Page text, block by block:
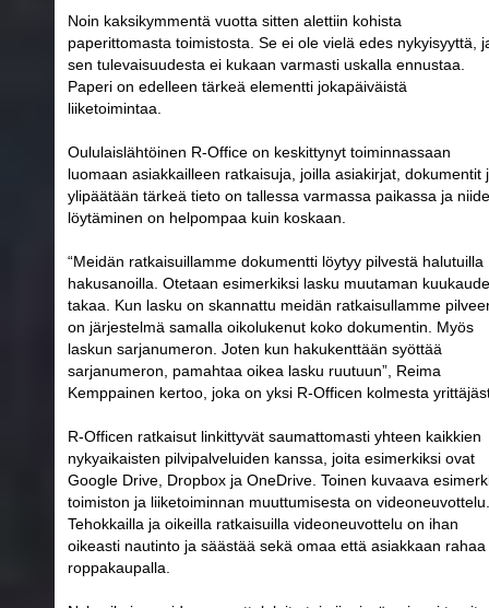
Noin kaksikymmentä vuotta sitten alettiin kohista
paperittomasta toimistosta. Se ei ole vielä edes nykyisyyttä,
sen tulevaisuudesta ei kukaan varmasti uskalla ennustaa.
Paperi on edelleen tärkeä elementti jokapäiväistä
liiketoimintaa.
Oululaislähtöinen R-Office on keskittynyt toiminnassaan
luomaan asiakkailleen ratkaisuja, joilla asiakirjat, dokumentit
ylipäätään tärkeä tieto on tallessa varmassa paikassa ja
löytäminen on helpompaa kuin koskaan.
“Meidän ratkaisuillamme dokumentti löytyy pilvestä halutuilla
hakusanoilla. Otetaan esimerkiksi lasku muutaman
takaa. Kun lasku on skannattu meidän ratkaisullamme
on järjestelmä samalla oikolukenut koko dokumentin. Myös
laskun sarjanumeron. Joten kun hakukenttään syöttää
sarjanumeron, pamahtaa oikea lasku ruutuun”, Reima
Kemppainen kertoo, joka on yksi R-Officen kolmesta
R-Officen ratkaisut linkittyvät saumattomasti yhteen kaikkien
nykyaikaisten pilvipalveluiden kanssa, joita esimerkiksi ovat
Google Drive, Dropbox ja OneDrive. Toinen kuvaava
toimiston ja liiketoiminnan muuttumisesta on videoneuvottelu.
Tehokkailla ja oikeilla ratkaisuilla videoneuvottelu on ihan
oikeasti nautinto ja säästää sekä omaa että asiakkaan rahaa
roppakaupalla.